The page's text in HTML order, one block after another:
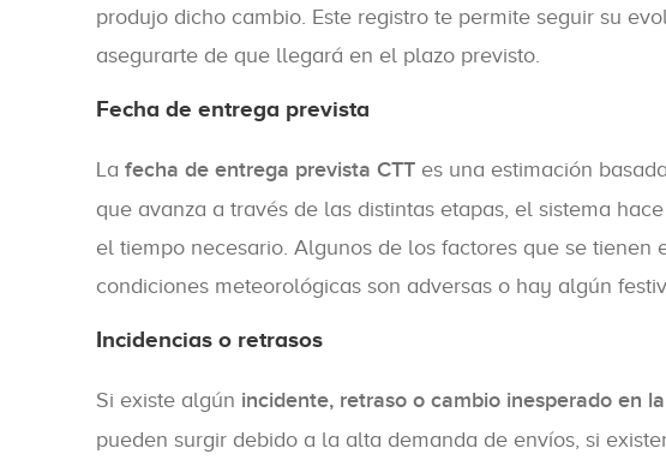
produjo dicho cambio. Este registro te permite seguir su
asegurarte de que llegará en el plazo previsto.
Fecha de entrega prevista
La fecha de entrega prevista CTT es una estimación
que avanza a través de las distintas etapas, el sistema
el tiempo necesario. Algunos de los factores que se tienen
condiciones meteorológicas son adversas o hay algún
Incidencias o retrasos
Si existe algún incidente, retraso o cambio inesperado en
pueden surgir debido a la alta demanda de envíos, si